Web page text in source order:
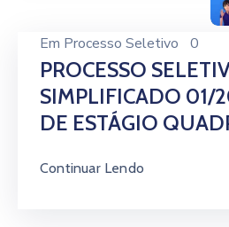
Em Processo Seletivo 0
PROCESSO
SIMPLIFICADO 01/
DE ESTÁGIO
Continuar Lendo